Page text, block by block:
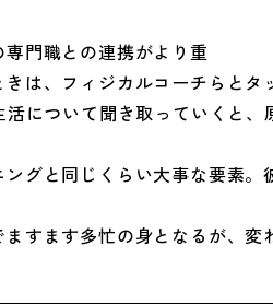
門職との連携がより重
は、フィジカルコーチらと
について聞き取っていくと
グと同じくらい大事な要素
すます多忙の身となるが、